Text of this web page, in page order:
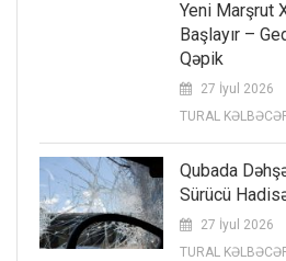
Yeni Marşrut
Başlayır –
Qəpik
27 İyul 2026
TURAL
Qubada
Sürücü
27 İyul 2026
TURAL